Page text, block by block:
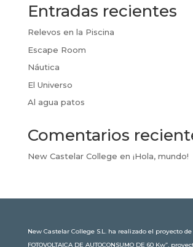
Entradas recientes
Relevos en la Piscina
Escape Room
Náutica
El Universo
Al agua patos
Comentarios
New Castelar College en ¡Hola, mundo!
New Castelar College S.L. ha realizado el proyecto de
FOTOVOLTAICA DE AUTOCONSUMO DE 60 Kw”,